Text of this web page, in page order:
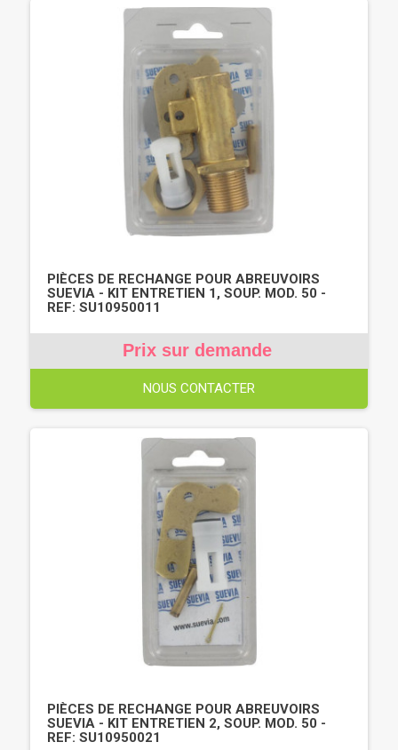
PIÈCES DE RECHANGE POUR ABREUVOIRS
SUEVIA - KIT ENTRETIEN 1, SOUP. MOD. 50 -
REF: SU10950011
Prix sur demande
NOUS CONTACTER
PIÈCES DE RECHANGE POUR ABREUVOIRS
SUEVIA - KIT ENTRETIEN 2, SOUP. MOD. 50 -
REF: SU10950021